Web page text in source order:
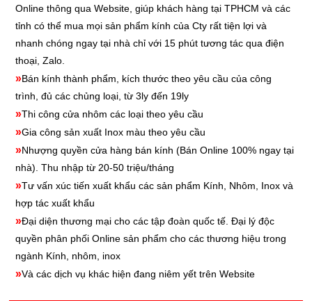
Online thông qua Website, giúp khách hàng tại TPHCM và các
tỉnh có thể mua mọi sản phẩm kính của Cty rất tiện lợi và
nhanh chóng ngay tại nhà chỉ với 15 phút tương tác qua điện
thoại, Zalo.
»Bán kính thành phẩm, kích thước theo yêu cầu của công
trình, đủ các chủng loại, từ 3ly đến 19ly
»Thi công cửa nhôm các loại theo yêu cầu
»Gia công sản xuất Inox màu theo yêu cầu
»Nhượng quyền cửa hàng bán kính (Bán Online 100% ngay tại
nhà). Thu nhập từ 20-50 triệu/tháng
»Tư vấn xúc tiến xuất khẩu các sản phẩm Kính, Nhôm, Inox và
hợp tác xuất khẩu
»Đại diện thương mại cho các tập đoàn quốc tế. Đại lý độc
quyền phân phối Online sản phẩm cho các thương hiệu trong
ngành Kính, nhôm, inox
»Và các dịch vụ khác hiện đang niêm yết trên Website